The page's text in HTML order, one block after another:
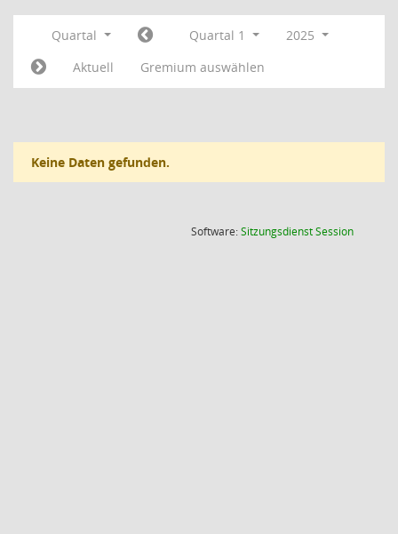
Quartal Quartal 1
2025
Aktuell
Gremium auswählen
Keine Daten gefunden.
Software:SitzungsdienstSession(Wird in